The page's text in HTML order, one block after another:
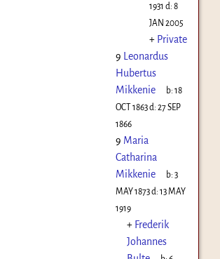
1931 d: 8
JAN 2005
+ Private
9 Leonardus
Hubertus
Mikkenie
b:18
OCT 1863d: 27 SEP
1866
9 Maria
Catharina
Mikkenie
b:3
MAY 1873d: 13 MAY
1919
+ Frederik
Johannes